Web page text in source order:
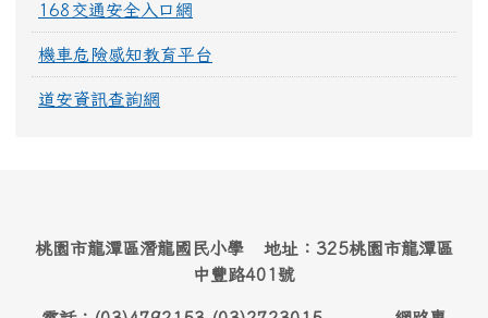
168交通安全入口網
機車危險感知教育平台
道安資訊查詢網
桃園市龍潭區潛龍國民小學 地址：325桃園市龍潭區
中豐路401號